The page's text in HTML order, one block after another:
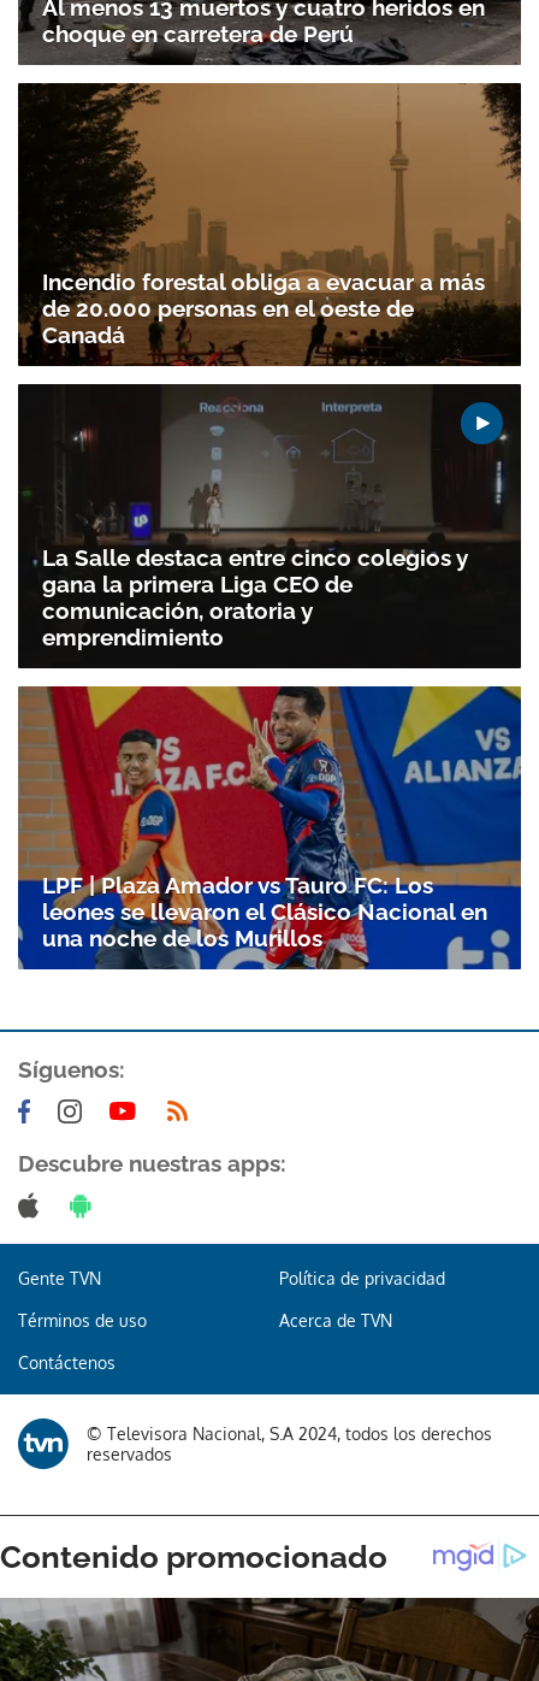
Gracias por suscribirte a nuestro boletín.
ACEPTAR
Al menos 13 muertos y cuatro heridos en
choque en carretera de Perú
Incendio forestal obliga a evacuar a más
de 20.000 personas en el oeste de
Canadá
La Salle destaca entre cinco colegios y
gana la primera Liga CEO de
comunicación, oratoria y
emprendimiento
LPF | Plaza Amador vs Tauro FC: Los
leones se llevaron el Clásico Nacional en
una noche de los Murillos
Síguenos:
Descubre nuestras apps:
Gente TVN Política de privacidad
Términos de uso Acerca de TVN
Contáctenos
© Televisora Nacional, S.A 2024, todos los derechos
reservados